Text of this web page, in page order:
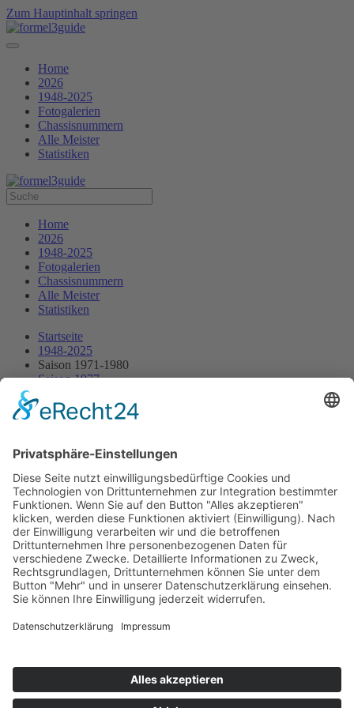
Zum Hauptinhalt springen
Home
2026
1948-2025
Fotogalerien
Chassisnummern
Alle Meister
Statistiken
Home
2026
1948-2025
Fotogalerien
Chassisnummern
Alle Meister
Statistiken
Startseite
1948-2025
Saison 1971-1980
Saison 1977
25.09.1977 - Auerberg
Streckenskizze Programmheft
Alle Ergebnisse:
Nennungsliste
Ergebnis Rennen
Impressum
Jahrbuch